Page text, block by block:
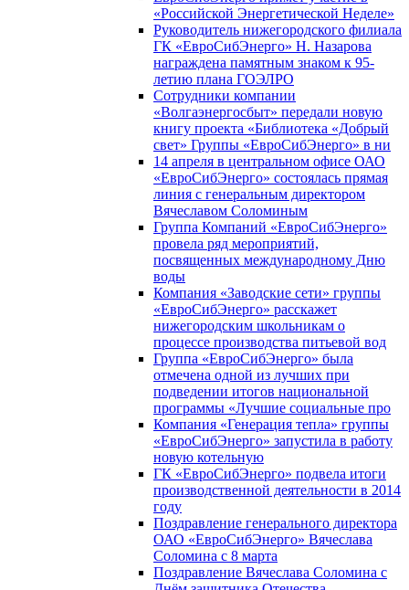
«Российской Энергетической Неделе»
Руководитель нижегородского филиала
ГК «ЕвроСибЭнерго» Н. Назарова
награждена памятным знаком к 95-
летию плана ГОЭЛРО
Сотрудники компании
«Волгаэнергосбыт» передали новую
книгу проекта «Библиотека «Добрый
свет» Группы «ЕвроСибЭнерго» в ни
14 апреля в центральном офисе ОАО
«ЕвроСибЭнерго» состоялась прямая
линия с генеральным директором
Вячеславом Соломиным
Группа Компаний «ЕвроСибЭнерго»
провела ряд мероприятий,
посвященных международному Дню
воды
Компания «Заводские сети» группы
«ЕвроСибЭнерго» расскажет
нижегородским школьникам о
процессе производства питьевой вод
Группа «ЕвроСибЭнерго» была
отмечена одной из лучших при
подведении итогов национальной
программы «Лучшие социальные про
Компания «Генерация тепла» группы
«ЕвроСибЭнерго» запустила в работу
новую котельную
ГК «ЕвроСибЭнерго» подвела итоги
производственной деятельности в 2014
году
Поздравление генерального директора
ОАО «ЕвроСибЭнерго» Вячеслава
Соломина с 8 марта
Поздравление Вячеслава Соломина с